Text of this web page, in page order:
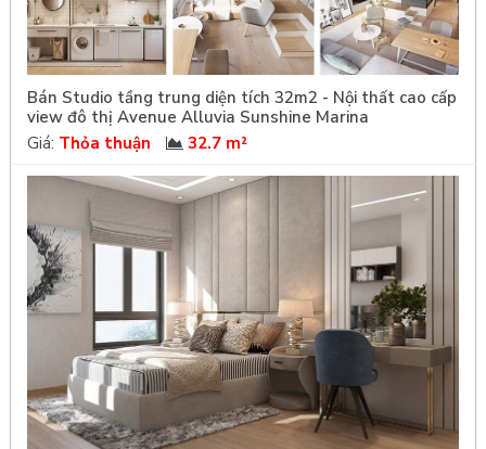
Bán Studio tầng trung diện tích 32m2 - Nội thất cao cấp
view đô thị Avenue Alluvia Sunshine Marina
Giá: Thỏa thuận 32.7 m²